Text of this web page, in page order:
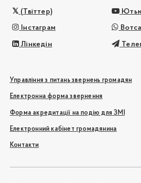
(Твіттер)
Інстаграм
Лінкедін
Управління з питань звернень громадян
Електронна форма звернення
Форма акредитації на подію для ЗМІ
Електронний кабінет громадянина
Контакти